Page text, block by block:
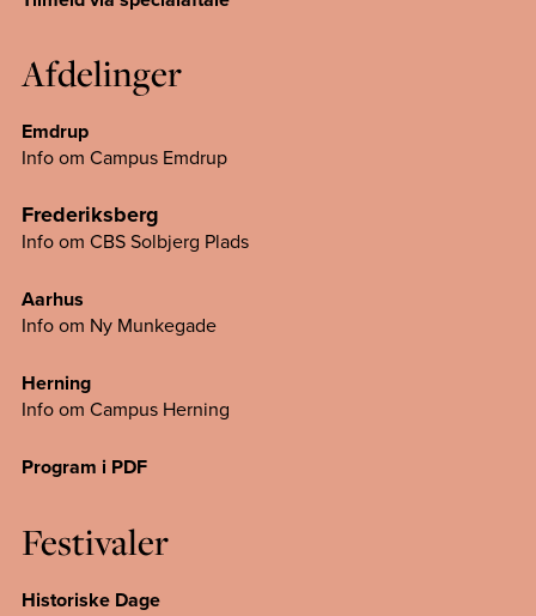
Afdelinger
Emdrup
Info om Campus Emdrup
Frederiksberg
Info om CBS Solbjerg Plads
Aarhus
Info om Ny Munkegade
Herning
Info om Campus Herning
Program i PDF
Festivaler
Historiske Dage